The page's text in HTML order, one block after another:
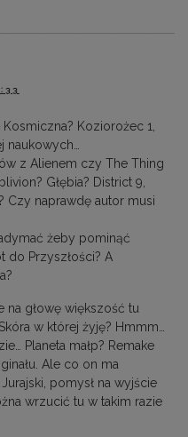
Koziorożec 1,
naukowych…
z Alienem czy The Thing
Głębia? District 9,
Czy naprawdę autor musi
żeby pominąć
do Przyszłości? A
na głowę większość tu
w której żyję? Hmmm…
Planeta małp? Remake
Ale co on ma
pomysł na wyjście
wrzucić tu w takim razie